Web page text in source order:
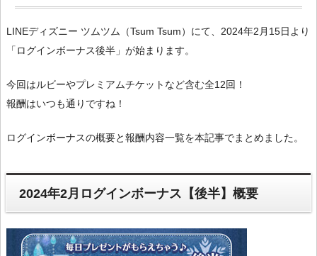
LINEディズニー ツムツム（Tsum Tsum）にて、2024年2月15日より
「ログインボーナス後半」が始まります。
今回はルビーやプレミアムチケットなど含む全12回！
報酬はいつも通りですね！
ログインボーナスの概要と報酬内容一覧を本記事でまとめました。
2024年2月ログインボーナス【後半】概要